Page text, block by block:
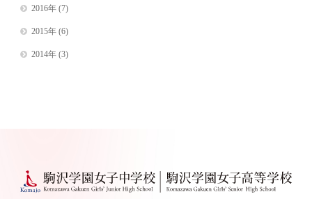
2016年(7)
2015年(6)
2014年(3)